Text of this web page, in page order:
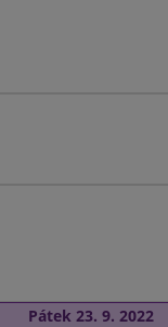
Pátek 23. 9. 2022